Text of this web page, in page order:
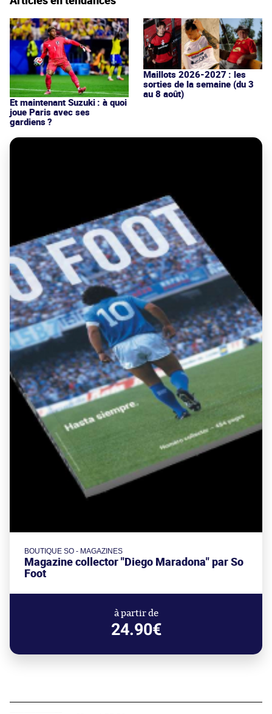
Et maintenant Suzuki : à quoi
joue Paris avec ses
gardiens ?
Maillots 2026-2027 : les
sorties de la semaine (du 3
au 8 août)
BOUTIQUE SO - MAGAZINES
Magazine collector "Diego Maradona" par So
Foot
à partir de
24.90€